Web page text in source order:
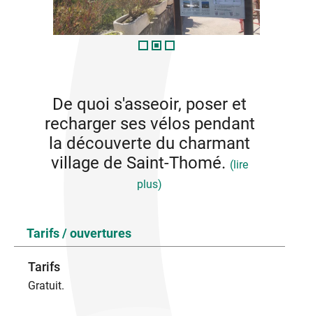
De quoi s'asseoir, poser et
recharger ses vélos pendant
la découverte du charmant
village de Saint-Thomé. (lire
plus)
- 1 banc
- Panneau d'informations touristiques
Tarifs / ouvertures
Tarifs
Gratuit.